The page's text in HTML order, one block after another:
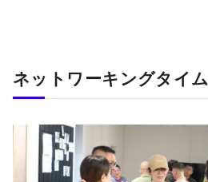
ネットワーキングタイム